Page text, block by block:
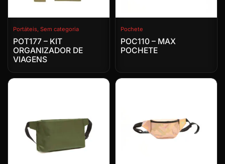
Portáteis, Sem categoria
POT177 – KIT
ORGANIZADOR DE
VIAGENS
Pochete
POC110 – MAX
POCHETE